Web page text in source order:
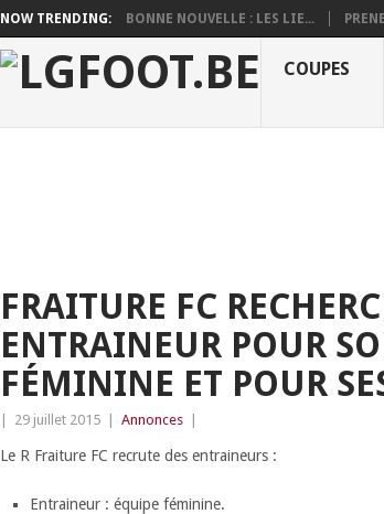
NOW TRENDING: BONNE NOUVELLE : LES LIE...
COUPES
FRAITURE FC
ENTRAINEUR POUR
FÉMININE ET POUR
29 juillet 2015 Annonces
Le R Fraiture FC recrute des entraineurs :
Entraineur : équipe féminine.